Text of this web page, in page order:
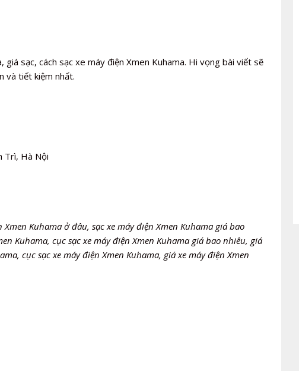
sạc, cách sạc xe máy điện Xmen Kuhama. Hi vọng bài viết sẽ
và tiết kiệm nhất.
Trì, Hà Nội
Kuhama ở đâu, sạc xe máy điện Xmen Kuhama giá bao
Kuhama, cục sạc xe máy điện Xmen Kuhama giá bao nhiêu, giá
cục sạc xe máy điện Xmen Kuhama, giá xe máy điện Xmen